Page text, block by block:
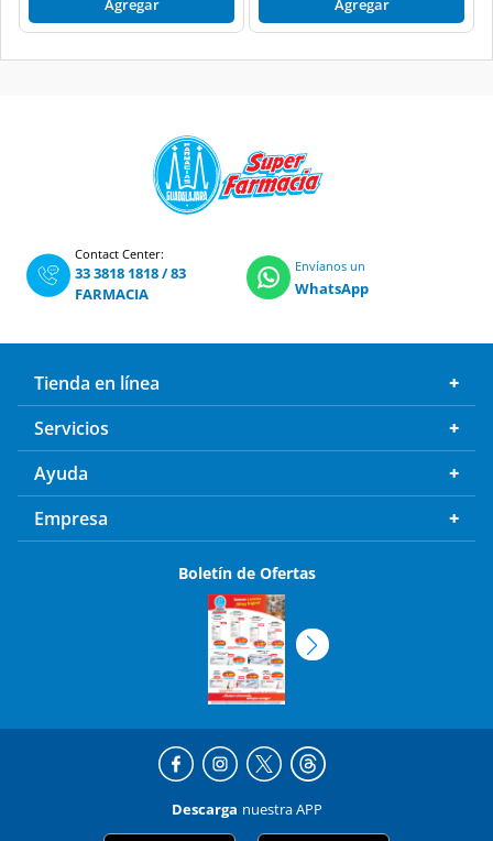
Agregar Agregar
Contact Center:
33 3818 1818/83
FARMACIA
Envíanos un
WhatsApp
Tienda en línea
Servicios
Ayuda
Empresa
Boletín de Ofertas
Descarga nuestra APP